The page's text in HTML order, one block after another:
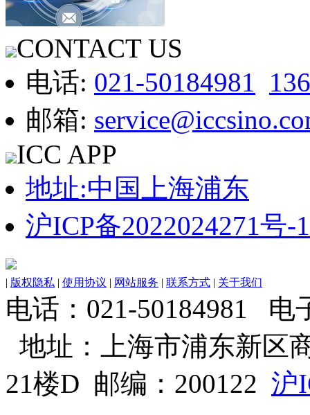
CONTACT US
电话: 021-50184981
邮箱:
ICC APP
地址:中国上海浦东
沪ICP备2022024271号-1
| 版权隐私 | 使用协议 | 网站服务 | 联系方式 | 关于我们
电话：021-50184981 电
地址：上海市浦东新区
21楼D 邮编：200122 沪